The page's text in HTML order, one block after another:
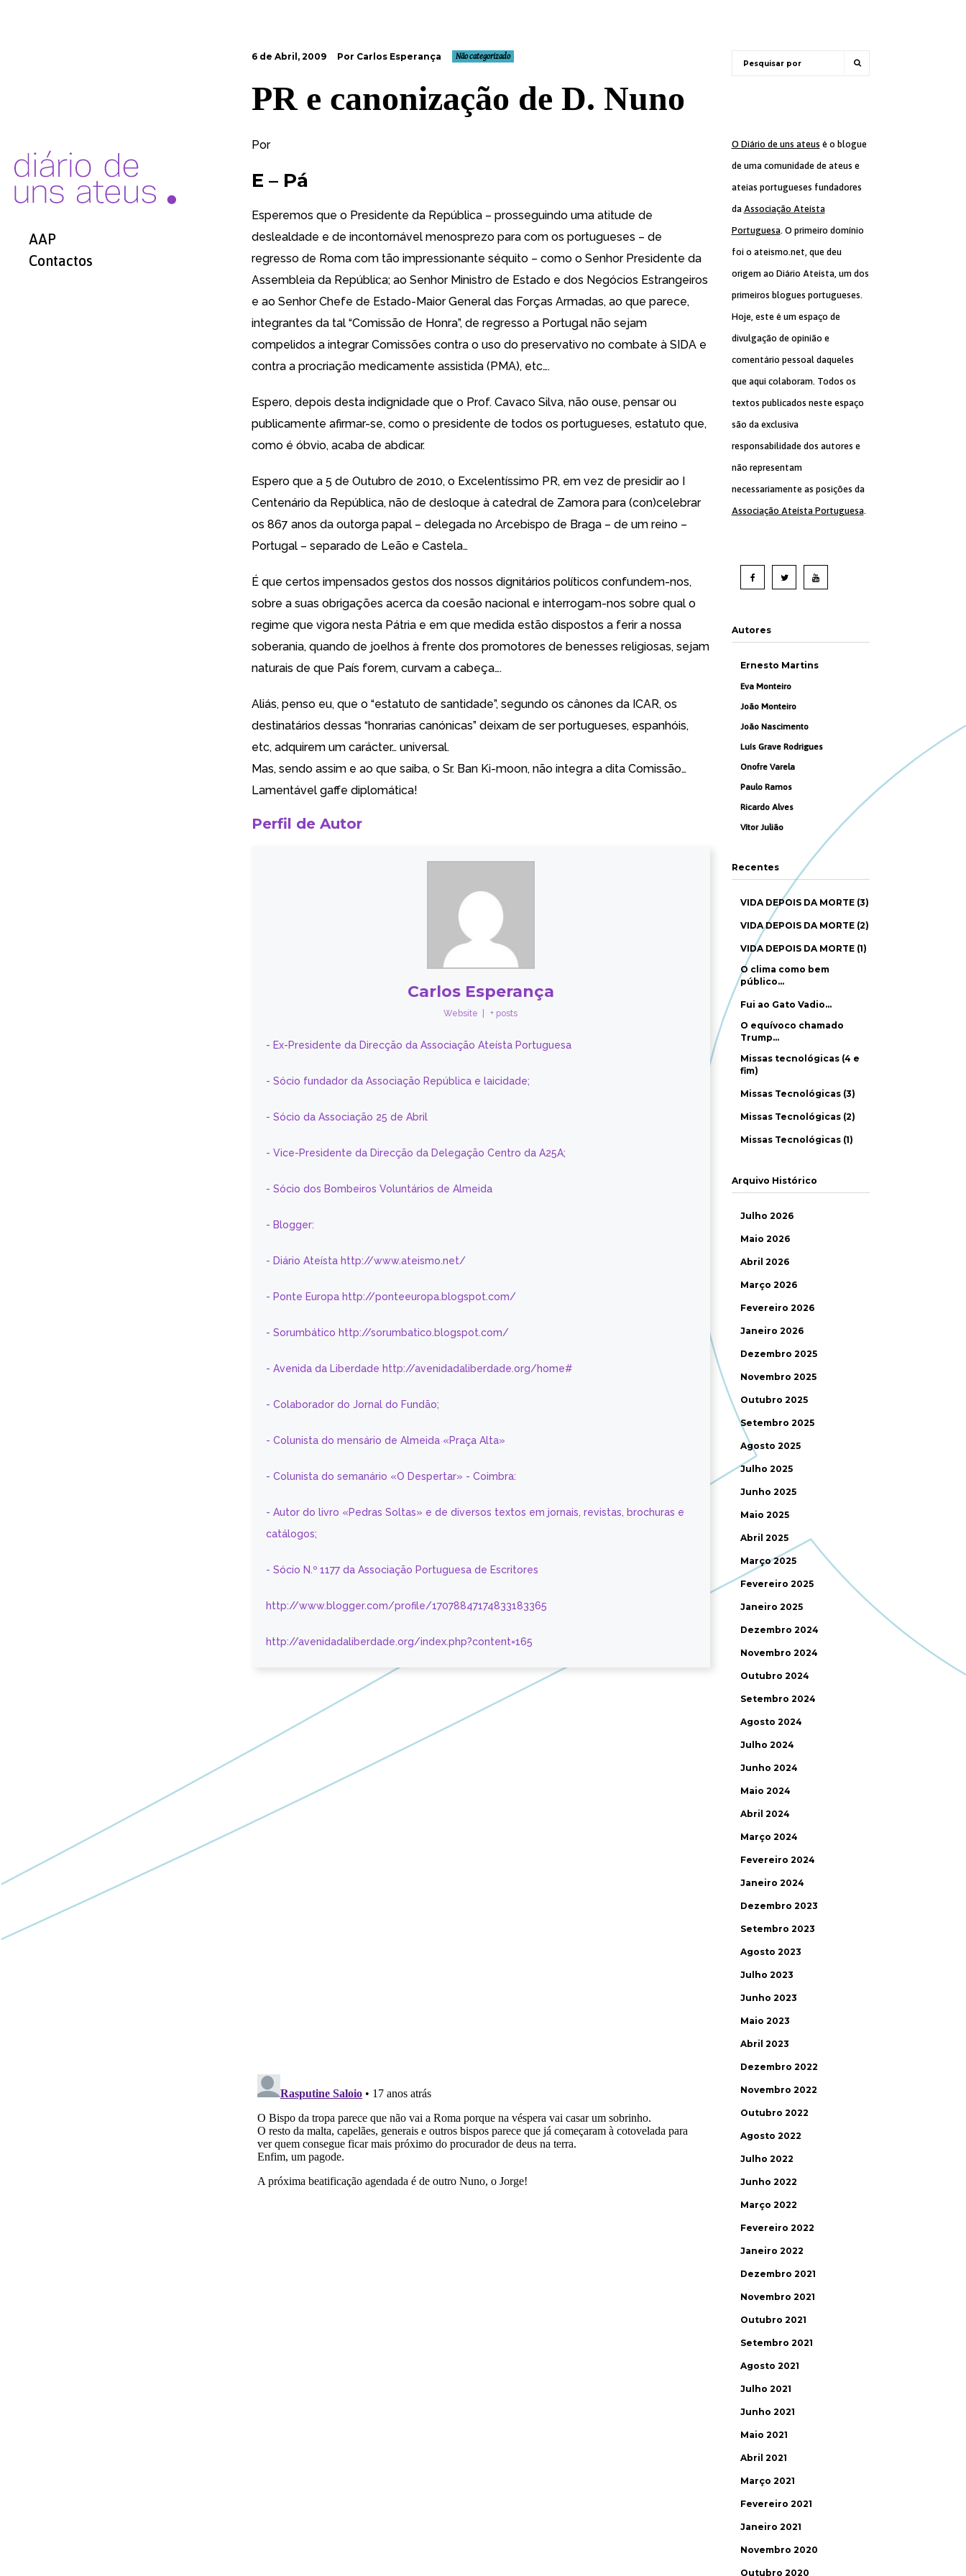
AAP
Contactos
6 de Abril, 2009 Por Carlos Esperança Não categorizado
PR e canonização de D. Nuno
Por
E – Pá
Esperemos que o Presidente da República – prosseguindo uma atitude de
deslealdade e de incontornável menosprezo para com os portugueses – de
regresso de Roma com tão impressionante séquito – como o Senhor Presidente da
Assembleia da República; ao Senhor Ministro de Estado e dos Negócios Estrangeiros
e ao Senhor Chefe de Estado-Maior General das Forças Armadas, ao que parece,
integrantes da tal “Comissão de Honra”, de regresso a Portugal não sejam
compelidos a integrar Comissões contra o uso do preservativo no combate à SIDA e
contra a procriação medicamente assistida (PMA), etc….
Espero, depois desta indignidade que o Prof. Cavaco Silva, não ouse, pensar ou
publicamente afirmar-se, como o presidente de todos os portugueses, estatuto que,
como é óbvio, acaba de abdicar.
Espero que a 5 de Outubro de 2010, o Excelentíssimo PR, em vez de presidir ao I
Centenário da República, não de desloque à catedral de Zamora para (con)celebrar
os 867 anos da outorga papal – delegada no Arcebispo de Braga – de um reino –
Portugal – separado de Leão e Castela…
É que certos impensados gestos dos nossos dignitários políticos confundem-nos,
sobre a suas obrigações acerca da coesão nacional e interrogam-nos sobre qual o
regime que vigora nesta Pátria e em que medida estão dispostos a ferir a nossa
soberania, quando de joelhos à frente dos promotores de benesses religiosas, sejam
naturais de que País forem, curvam a cabeça….
Aliás, penso eu, que o “estatuto de santidade”, segundo os cânones da ICAR, os
destinatários dessas “honrarias canónicas” deixam de ser portugueses, espanhóis,
etc, adquirem um carácter… universal.
Mas, sendo assim e ao que saiba, o Sr. Ban Ki-moon, não integra a dita Comissão…
Lamentável gaffe diplomática!
Perfil de Autor
Carlos Esperança
Website + posts
- Ex-Presidente da Direcção da Associação Ateísta Portuguesa
- Sócio fundador da Associação República e laicidade;
- Sócio da Associação 25 de Abril
- Vice-Presidente da Direcção da Delegação Centro da A25A;
- Sócio dos Bombeiros Voluntários de Almeida
- Blogger:
- Diário Ateísta http://www.ateismo.net/
- Ponte Europa http://ponteeuropa.blogspot.com/
- Sorumbático http://sorumbatico.blogspot.com/
- Avenida da Liberdade http://avenidadaliberdade.org/home#
- Colaborador do Jornal do Fundão;
- Colunista do mensário de Almeida «Praça Alta»
- Colunista do semanário «O Despertar» - Coimbra:
- Autor do livro «Pedras Soltas» e de diversos textos em jornais, revistas, brochuras e
catálogos;
- Sócio N.º 1177 da Associação Portuguesa de Escritores
http://www.blogger.com/profile/17078847174833183365
http://avenidadaliberdade.org/index.php?content=165
O Diário de uns ateus é o blogue
de uma comunidade de ateus e
ateias portugueses fundadores
da Associação Ateísta
Portuguesa. O primeiro domínio
foi o ateismo.net, que deu
origem ao Diário Ateísta, um dos
primeiros blogues portugueses.
Hoje, este é um espaço de
divulgação de opinião e
comentário pessoal daqueles
que aqui colaboram. Todos os
textos publicados neste espaço
são da exclusiva
responsabilidade dos autores e
não representam
necessariamente as posições da
Associação Ateísta Portuguesa.
Autores
Ernesto Martins
Eva Monteiro
João Monteiro
João Nascimento
Luís Grave Rodrigues
Onofre Varela
Paulo Ramos
Ricardo Alves
Vítor Julião
Recentes
VIDA DEPOIS DA MORTE (3)
VIDA DEPOIS DA MORTE (2)
VIDA DEPOIS DA MORTE (1)
O clima como bem
público…
Fui ao Gato Vadio…
O equívoco chamado
Trump…
Missas tecnológicas (4 e
fim)
Missas Tecnológicas (3)
Missas Tecnológicas (2)
Missas Tecnológicas (1)
Arquivo Histórico
Julho 2026
Maio 2026
Abril 2026
Março 2026
Fevereiro 2026
Janeiro 2026
Dezembro 2025
Novembro 2025
Outubro 2025
Setembro 2025
Agosto 2025
Julho 2025
Junho 2025
Maio 2025
Abril 2025
Março 2025
Fevereiro 2025
Janeiro 2025
Dezembro 2024
Novembro 2024
Outubro 2024
Setembro 2024
Agosto 2024
Julho 2024
Junho 2024
Maio 2024
Abril 2024
Março 2024
Fevereiro 2024
Janeiro 2024
Dezembro 2023
Setembro 2023
Agosto 2023
Julho 2023
Junho 2023
Maio 2023
Abril 2023
Dezembro 2022
Novembro 2022
Outubro 2022
Agosto 2022
Julho 2022
Junho 2022
Março 2022
Fevereiro 2022
Janeiro 2022
Dezembro 2021
Novembro 2021
Outubro 2021
Setembro 2021
Agosto 2021
Julho 2021
Junho 2021
Maio 2021
Abril 2021
Março 2021
Fevereiro 2021
Janeiro 2021
Novembro 2020
Outubro 2020